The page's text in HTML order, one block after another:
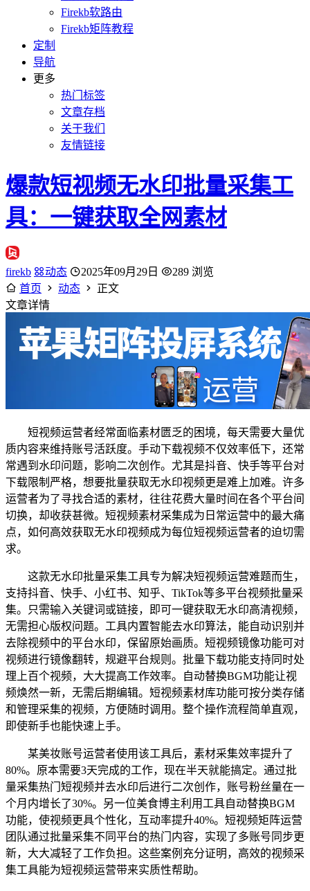
Firekb软路由
Firekb矩阵教程
定制
导航
更多
热门标签
文章存档
关于我们
友情链接
爆款短视频无水印批量采集工
具：一键获取全网素材
firekb 动态 2025年09月29日
289 浏览
首页
动态
正文
文章详情
短视频运营者经常面临素材匮乏的困境，每天需要大量优
质内容来维持账号活跃度。手动下载视频不仅效率低下，还常
常遇到水印问题，影响二次创作。尤其是抖音、快手等平台对
下载限制严格，想要批量获取无水印视频更是难上加难。许多
运营者为了寻找合适的素材，往往花费大量时间在各个平台间
切换，却收获甚微。短视频素材采集成为日常运营中的最大痛
点，如何高效获取无水印视频成为每位短视频运营者的迫切需
求。
这款无水印批量采集工具专为解决短视频运营难题而生，
支持抖音、快手、小红书、知乎、TikTok等多平台视频批量采
集。只需输入关键词或链接，即可一键获取无水印高清视频，
无需担心版权问题。工具内置智能去水印算法，能自动识别并
去除视频中的平台水印，保留原始画质。短视频镜像功能可对
视频进行镜像翻转，规避平台规则。批量下载功能支持同时处
理上百个视频，大大提高工作效率。自动替换BGM功能让视
频焕然一新，无需后期编辑。短视频素材库功能可按分类存储
和管理采集的视频，方便随时调用。整个操作流程简单直观，
即使新手也能快速上手。
某美妆账号运营者使用该工具后，素材采集效率提升了
80%。原本需要3天完成的工作，现在半天就能搞定。通过批
量采集热门短视频并去水印后进行二次创作，账号粉丝量在一
个月内增长了30%。另一位美食博主利用工具自动替换BGM
功能，使视频更具个性化，互动率提升40%。短视频矩阵运营
团队通过批量采集不同平台的热门内容，实现了多账号同步更
新，大大减轻了工作负担。这些案例充分证明，高效的视频采
集工具能为短视频运营带来实质性帮助。